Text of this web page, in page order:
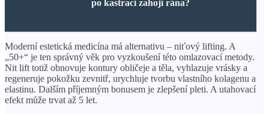
po kastraci zahojí rána?
Moderní estetická medicína má alternativu – niťový lifting. A
„50+“ je ten správný věk pro vyzkoušení této omlazovací metody.
Nit lift totiž obnovuje kontury obličeje a těla, vyhlazuje vrásky a
regeneruje pokožku zevnitř, urychluje tvorbu vlastního kolagenu a
elastinu. Dalším příjemným bonusem je zlepšení pleti. A utahovací
efekt může trvat až 5 let.